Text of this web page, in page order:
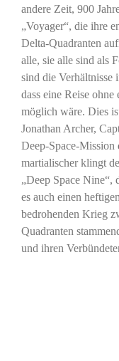
andere Zeit, 900
„Voyager“, die ihre
Delta-Quadranten
alle, sie alle sind als
sind die Verhältnisse
dass eine Reise
möglich wäre. Dies
Jonathan Archer,
Deep-Space-Mission
martialischer klingt
„Deep Space Nine“,
es auch einen
bedrohenden Krieg
Quadranten
und ihren